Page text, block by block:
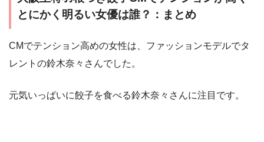
とにかく明るい女優は誰？：まとめ
CMでテンション高めの女性は、ファッションモデルでタ
レントの鈴木奈々さんでした。
元気いっぱいに餃子を食べる鈴木奈々さんに注目です。